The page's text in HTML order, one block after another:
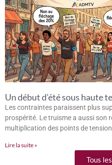
Un début d’été sous haute
Les contraintes paraissent plus
prospérité. Le truisme a aussi son
multiplication des points de
Lire la suite »
Tous